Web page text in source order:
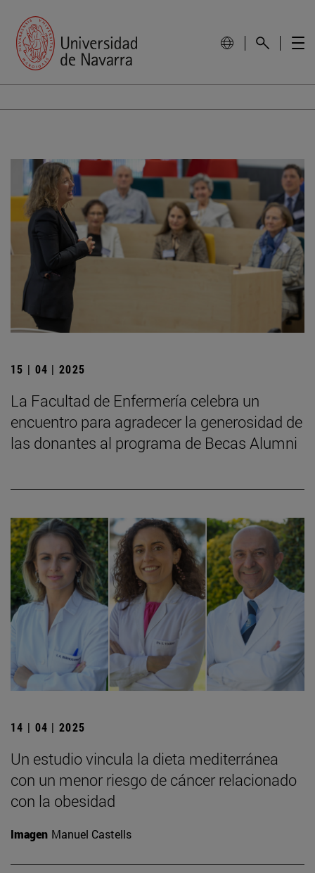
15 | 04 | 2025
La Facultad de Enfermería celebra un
encuentro para agradecer la generosidad de
las donantes al programa de Becas Alumni
14 | 04 | 2025
Un estudio vincula la dieta mediterránea
con un menor riesgo de cáncer relacionado
con la obesidad
Imagen Manuel Castells